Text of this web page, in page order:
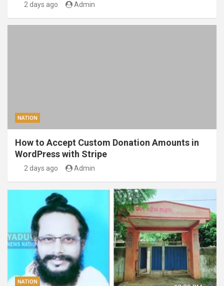
2 days ago Admin
NATION
How to Accept Custom Donation Amounts in
WordPress with Stripe
2 days ago Admin
NATION